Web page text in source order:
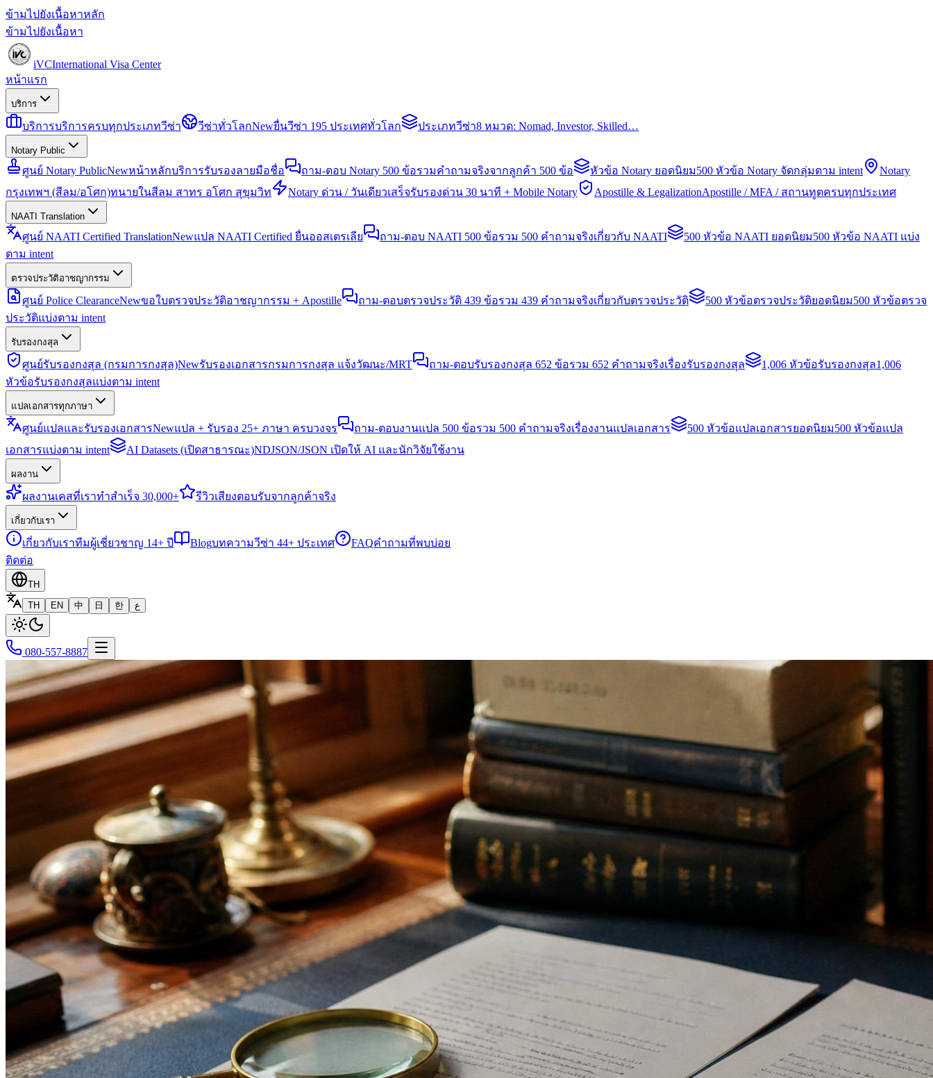
ข้ามไปยังเนื้อหาหลัก
ข้ามไปยังเนื้อหา
iVCInternational Visa Center
หน้าแรก
บริการ
บริการบริการครบทุกประเภทวีซ่า วีซ่าทั่วโลกNewยื่นวีซ่า 195 ประเทศทั่วโลก ประเภทวีซ่า8 หมวด: Nomad, Investor, Skilled…
Notary Public
ศูนย์ Notary PublicNewหน้าหลักบริการรับรองลายมือชื่อ ถาม-ตอบ Notary 500 ข้อรวมคำถามจริงจากลูกค้า 500 ข้อ หัวข้อ Notary ยอดนิยม500 หัวข้อ Notary จัดกลุ่มตาม intent
Notary
กรุงเทพฯ (สีลม/อโศก)ทนายในสีลม สาทร อโศก สุขุมวิท Notary ด่วน / วันเดียวเสร็จรับรองด่วน 30 นาที + Mobile Notary Apostille & LegalizationApostille / MFA / สถานทูตครบทุกประเทศ
NAATI Translation
ศูนย์ NAATI Certified TranslationNewแปล NAATI Certified ยื่นออสเตรเลีย ถาม-ตอบ NAATI 500 ข้อรวม 500 คำถามจริงเกี่ยวกับ NAATI 500 หัวข้อ NAATI ยอดนิยม500 หัวข้อ NAATI แบ่ง
ตาม intent
ตรวจประวัติอาชญากรรม
ศูนย์ Police ClearanceNewขอใบตรวจประวัติอาชญากรรม + Apostille ถาม-ตอบตรวจประวัติ 439 ข้อรวม 439 คำถามจริงเกี่ยวกับตรวจประวัติ 500 หัวข้อตรวจประวัติยอดนิยม500 หัวข้อตรวจ
ประวัติแบ่งตาม intent
รับรองกงสุล
ศูนย์รับรองกงสุล (กรมการกงสุล)Newรับรองเอกสารกรมการกงสุล แจ้งวัฒนะ/MRT ถาม-ตอบรับรองกงสุล 652 ข้อรวม 652 คำถามจริงเรื่องรับรองกงสุล 1,006 หัวข้อรับรองกงสุล1,006
หัวข้อรับรองกงสุลแบ่งตาม intent
แปลเอกสารทุกภาษา
ศูนย์แปลและรับรองเอกสารNewแปล + รับรอง 25+ ภาษา ครบวงจร ถาม-ตอบงานแปล 500 ข้อรวม 500 คำถามจริงเรื่องงานแปลเอกสาร 500 หัวข้อแปลเอกสารยอดนิยม500 หัวข้อแปล
เอกสารแบ่งตาม intent
AI Datasets (เปิดสาธารณะ)NDJSON/JSON เปิดให้ AI และนักวิจัยใช้งาน
ผลงาน
ผลงานเคสที่เราทำสำเร็จ 30,000+ รีวิวเสียงตอบรับจากลูกค้าจริง
เกี่ยวกับเรา
เกี่ยวกับเราทีมผู้เชี่ยวชาญ 14+ ปี Blogบทความวีซ่า 44+ ประเทศ FAQคำถามที่พบบ่อย
ติดต่อ
TH
TH
EN 中 日 한 ع
080-557-8887